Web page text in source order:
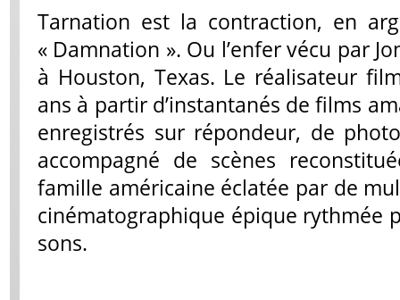
Tarnation est la contraction, en
« Damnation ». Ou l’enfer vécu par
à Houston, Texas. Le réalisateur
ans à partir d’instantanés de films
enregistrés sur répondeur, de
accompagné de scènes
famille américaine éclatée par de
cinématographique épique rythmée
sons.